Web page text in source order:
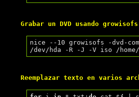
Grabar un DVD usando growisofs
nice --10 growisofs -dvd-
Reemplazar texto en varios